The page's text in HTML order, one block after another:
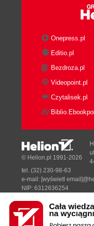
Onepress.pl
Editio.pl
Bezdroza.pl
Videopoint.pl
Czytalisek.pl
Designed with ♥ byTonik.pl
© Helion.pl 1991-2026
tel. (32) 230-98-63
e-mail: [wyświetl
NIP: 6312636254